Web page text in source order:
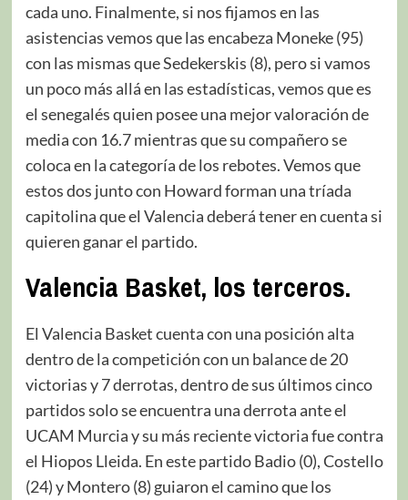
cada uno. Finalmente, si nos fijamos en las
asistencias vemos que las encabeza Moneke (95)
con las mismas que Sedekerskis (8), pero si vamos
un poco más allá en las estadísticas, vemos que es
el senegalés quien posee una mejor valoración de
media con 16.7 mientras que su compañero se
coloca en la categoría de los rebotes. Vemos que
estos dos junto con Howard forman una tríada
capitolina que el Valencia deberá tener en cuenta si
quieren ganar el partido.
Valencia Basket, los terceros.
El Valencia Basket cuenta con una posición alta
dentro de la competición con un balance de 20
victorias y 7 derrotas, dentro de sus últimos cinco
partidos solo se encuentra una derrota ante el
UCAM Murcia y su más reciente victoria fue contra
el Hiopos Lleida. En este partido Badio (0), Costello
(24) y Montero (8) guiaron el camino que los